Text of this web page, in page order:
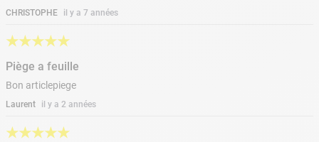
il y a 7 années
CHRISTOPHE
★★★★★
Piège a feuille
il y a 2 années
Laurent
Bon articlepiege
★★★★★